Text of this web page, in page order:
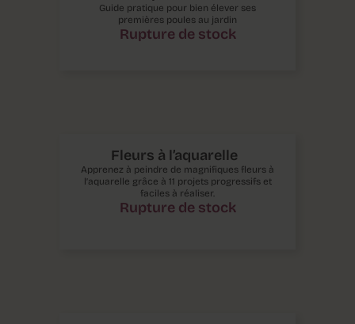
Guide pratique pour bien élever ses
premières poules au jardin
Rupture de stock
Fleurs à l’aquarelle
Apprenez à peindre de magnifiques fleurs à
l’aquarelle grâce à 11 projets progressifs et
faciles à réaliser.
Rupture de stock